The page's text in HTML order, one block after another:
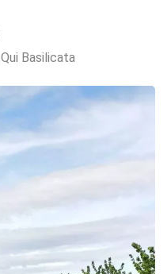
Qui Basilicata